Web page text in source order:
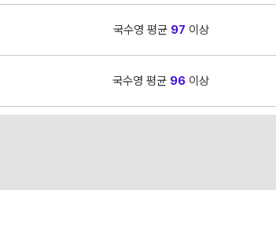
국수영 평균 97 이상
국수영 평균 96 이상